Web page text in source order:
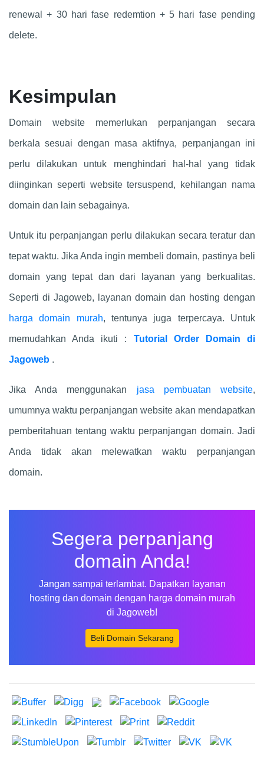
renewal + 30 hari fase redemtion + 5 hari fase pending
delete.
Kesimpulan
Domain website memerlukan perpanjangan secara
berkala sesuai dengan masa aktifnya, perpanjangan ini
perlu dilakukan untuk menghindari hal-hal yang tidak
diinginkan seperti website tersuspend, kehilangan nama
domain dan lain sebagainya.
Untuk itu perpanjangan perlu dilakukan secara teratur dan
tepat waktu. Jika Anda ingin membeli domain, pastinya beli
domain yang tepat dan dari layanan yang berkualitas.
Seperti di Jagoweb, layanan domain dan hosting dengan
harga domain murah, tentunya juga terpercaya. Untuk
memudahkan Anda ikuti : Tutorial Order Domain di
Jagoweb .
Jika Anda menggunakan jasa pembuatan website,
umumnya waktu perpanjangan website akan mendapatkan
pemberitahuan tentang waktu perpanjangan domain. Jadi
Anda tidak akan melewatkan waktu perpanjangan
domain.
Segera perpanjang
domain Anda!
Jangan sampai terlambat. Dapatkan layanan
hosting dan domain dengan harga domain murah
di Jagoweb!
Beli Domain Sekarang